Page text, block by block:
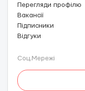
Перегляди профілю
Вакансії
Підписники
Відгуки
Соц.Мережі